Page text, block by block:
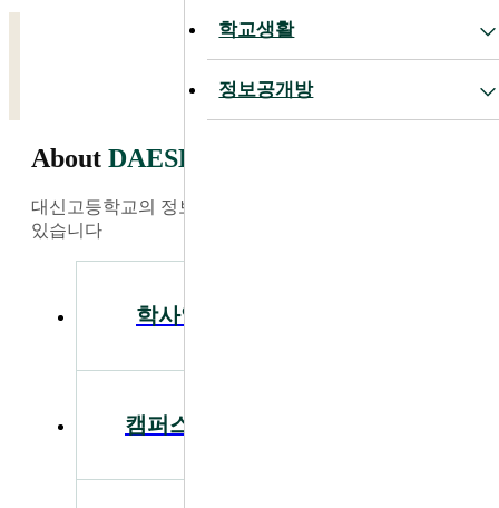
학교생활
정보공개방
학교생활
정보공개방
이사야 43:19
About DAESHIN
대신고등학교의 정보와 소식을 가장 빠르게 찾아보실 수
있습니다
학사일정
캠퍼스투어